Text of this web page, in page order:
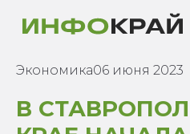
Экономика06 июня 2023
В